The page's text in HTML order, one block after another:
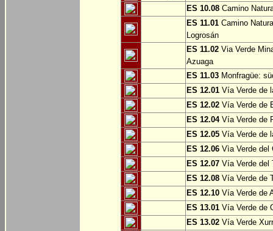
ES 10.08 Camino
ES 11.01 Camino
Logrosán
ES 11.02 Via Verde
Azuaga
ES 11.03 Monfragüe:
ES 12.01 Vía Verde de
ES 12.02 Vía Verde de
ES 12.04Vía Verde de
ES 12.05 Vía Verde de
ES 12.06 Vìa Verde del
ES 12.07 Vía Verde del
ES 12.08 Vía Verde de
ES 12.10 Vía Verde de
ES 13.01 Vía Verde de
ES 13.02 Vía Verde